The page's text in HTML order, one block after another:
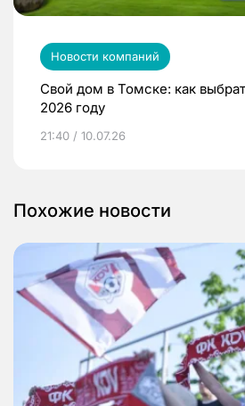
Новости компаний
Свой дом в Томске: как
2026 году
21:40 / 10.07.26
Похожие новости